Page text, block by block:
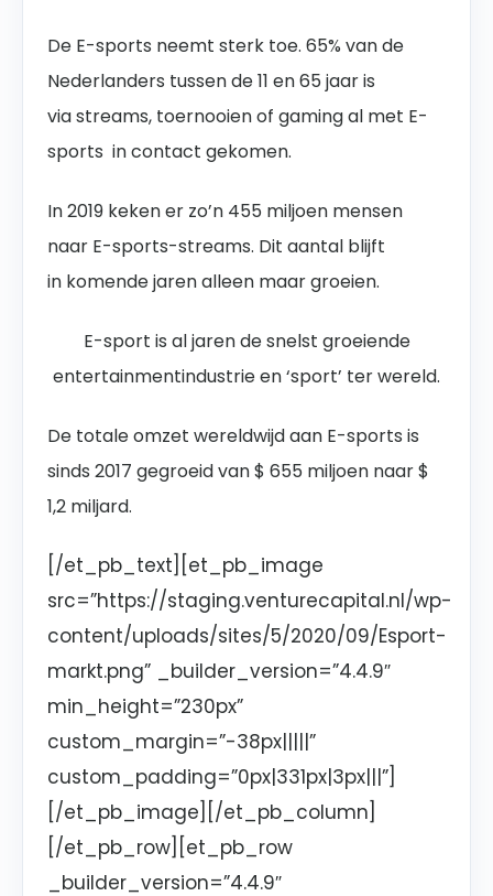
De E-sports neemt sterk toe. 65% van de
Nederlanders tussen de 11 en 65 jaar is
via streams, toernooien of gaming al met E-
sports in contact gekomen.
In 2019 keken er zo’n 455 miljoen mensen
naar E-sports-streams. Dit aantal blijft
in komende jaren alleen maar groeien.
E-sport is al jaren de snelst groeiende
entertainmentindustrie en ‘sport’ ter wereld.
De totale omzet wereldwijd aan E-sports is
sinds 2017 gegroeid van $ 655 miljoen naar $
1,2 miljard.
[/et_pb_text][et_pb_image
src=”https://staging.venturecapital.nl/wp-
content/uploads/sites/5/2020/09/Esport-
markt.png” _builder_version=”4.4.9″
min_height=”230px”
custom_margin=”-38px|||||”
custom_padding=”0px|331px|3px|||”]
[/et_pb_image][/et_pb_column]
[/et_pb_row][et_pb_row
_builder_version=”4.4.9″